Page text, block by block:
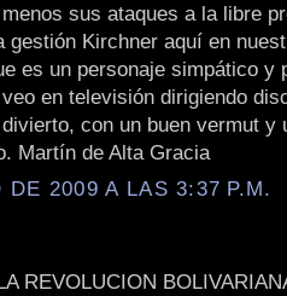
sus ataques a la libre
gestión Kirchner aquí en
es un personaje simpático y
en televisión dirigiendo
con un buen vermut y
Martín de Alta Gracia
DE 2009 A LAS 3:37 P.M.
REVOLUCION